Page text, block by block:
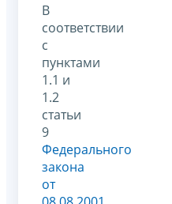
В
соответствии
с
пунктами
1.1 и
1.2
статьи
9
Федерального
закона
от